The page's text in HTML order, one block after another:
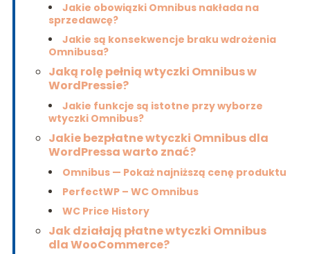
Jakie obowiązki Omnibus nakłada na
sprzedawcę?
Jakie są konsekwencje braku wdrożenia
Omnibusa?
Jaką rolę pełnią wtyczki Omnibus w
WordPressie?
Jakie funkcje są istotne przy wyborze
wtyczki Omnibus?
Jakie bezpłatne wtyczki Omnibus dla
WordPressa warto znać?
Omnibus — Pokaż najniższą cenę produktu
PerfectWP – WC Omnibus
WC Price History
Jak działają płatne wtyczki Omnibus
dla WooCommerce?